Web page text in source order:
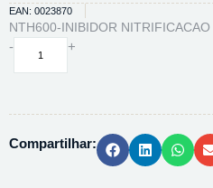
EAN: 0023870
NTH600-INIBIDOR
-
NTH600-
quantidade
+
Compartilhar: